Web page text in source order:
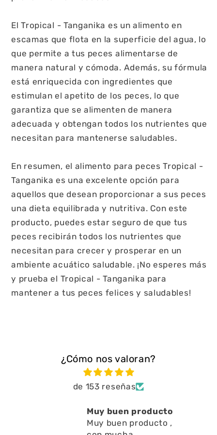
El Tropical - Tanganika es un alimento en
escamas que flota en la superficie del agua, lo
que permite a tus peces alimentarse de
manera natural y cómoda. Además, su fórmula
está enriquecida con ingredientes que
estimulan el apetito de los peces, lo que
garantiza que se alimenten de manera
adecuada y obtengan todos los nutrientes que
necesitan para mantenerse saludables.
En resumen, el alimento para peces Tropical -
Tanganika es una excelente opción para
aquellos que desean proporcionar a sus peces
una dieta equilibrada y nutritiva. Con este
producto, puedes estar seguro de que tus
peces recibirán todos los nutrientes que
necesitan para crecer y prosperar en un
ambiente acuático saludable. ¡No esperes más
y prueba el Tropical - Tanganika para
mantener a tus peces felices y saludables!
¿Cómo nos valoran?
de 153 reseñas
Muy buen producto
Muy buen producto ,